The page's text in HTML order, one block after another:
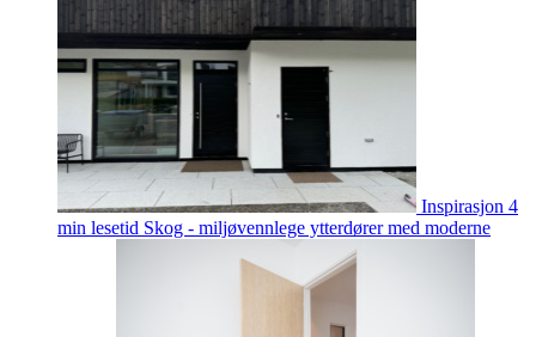
Inspirasjon 4
min lesetid Skog - miljøvennlege ytterdører med moderne